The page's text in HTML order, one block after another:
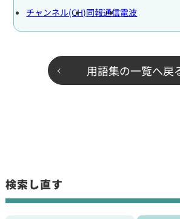
チャンネル(CH)同報通信電波
用語集の一覧へ戻
検索し直す